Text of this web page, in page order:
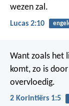
wezen zal.
Lucas 2:10
Want zoals het
komt, zo is
overvloedig.
2 Korintiërs 1:5